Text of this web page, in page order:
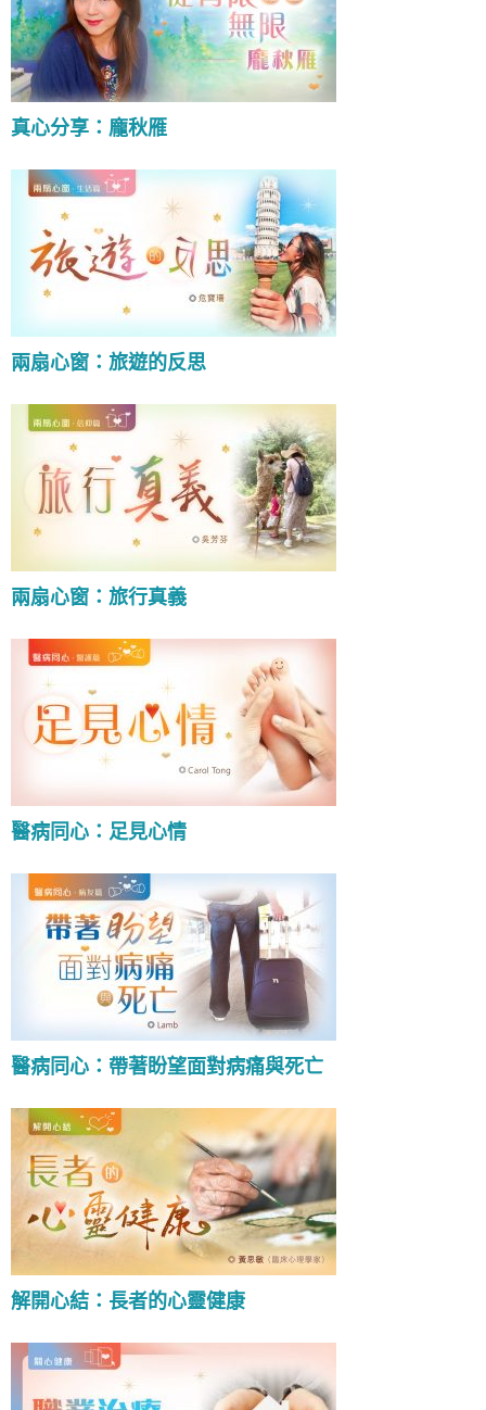
真心分享：龐秋雁
兩扇心窗：旅遊的反思
兩扇心窗：旅行真義
醫病同心：足見心情
醫病同心：帶著盼望面對病痛與死亡
解開心結：長者的心靈健康